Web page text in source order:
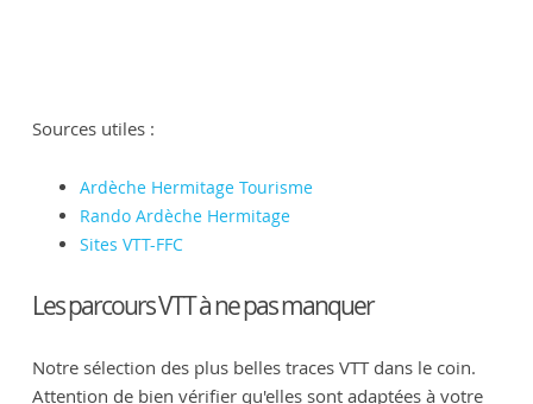
Sources utiles :
Ardèche Hermitage Tourisme
Rando Ardèche Hermitage
Sites VTT-FFC
Les parcours VTT à ne pas manquer
Notre sélection des plus belles traces VTT dans le coin.
Attention de bien vérifier qu'elles sont adaptées à votre